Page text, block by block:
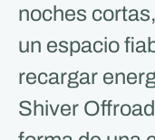
noches
un espacio
recargar
Shiver